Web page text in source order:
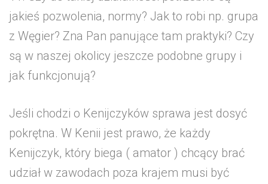
jakieś pozwolenia, normy? Jak to robi np. grupa
z Węgier? Zna Pan panujące tam praktyki? Czy
są w naszej okolicy jeszcze podobne grupy i
jak funkcjonują?
Jeśli chodzi o Kenijczyków sprawa jest dosyć
pokrętna. W Kenii jest prawo, że każdy
Kenijczyk, który biega ( amator ) chcący brać
udział w zawodach poza krajem musi być